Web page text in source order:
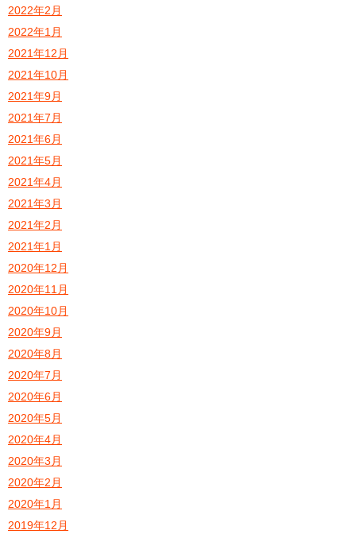
2022年2月
2022年1月
2021年12月
2021年10月
2021年9月
2021年7月
2021年6月
2021年5月
2021年4月
2021年3月
2021年2月
2021年1月
2020年12月
2020年11月
2020年10月
2020年9月
2020年8月
2020年7月
2020年6月
2020年5月
2020年4月
2020年3月
2020年2月
2020年1月
2019年12月